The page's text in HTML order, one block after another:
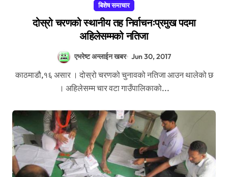
बिशेष समाचार
दोस्रो चरणको स्थानीय तह निर्वाचनःप्रमुख पदमा
अहिलेसम्मको नतिजा
एभरेष्ट अन्लाईन खबर Jun 30, 2017
काठमाडौ,१६ असार । दोस्रो चरणको चुनावको नतिजा आउन थालेको छ
। अहिलेसम्म चार वटा गाउँपालिकाको...